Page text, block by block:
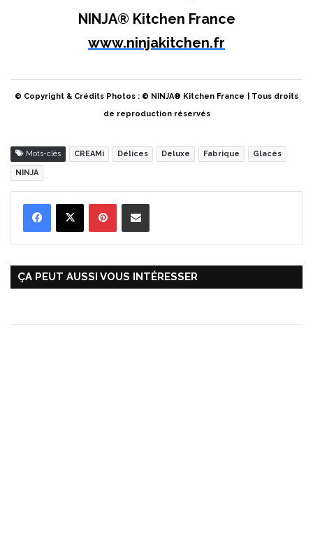
NINJA® Kitchen France
www.ninjakitchen.fr
© Copyright & Crédits Photos : © NINJA® Kitchen France
| Tous droits
de reproduction réservés
Mots-clés CREAMi Délices Deluxe Fabrique Glacés
NINJA
ÇA PEUT AUSSI VOUS INTÉRESSER